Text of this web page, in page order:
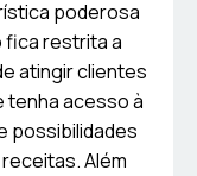
poderosa
fica restrita a
atingir clientes
tenha acesso à
possibilidades
Além